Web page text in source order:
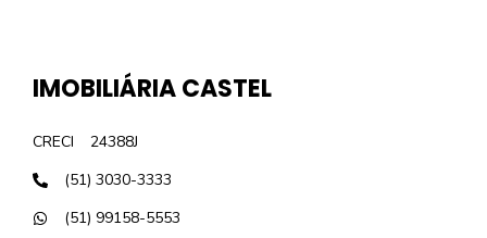
IMOBILIÁRIA CASTEL
CRECI
24388J
(51) 3030-3333
(51) 99158-5553